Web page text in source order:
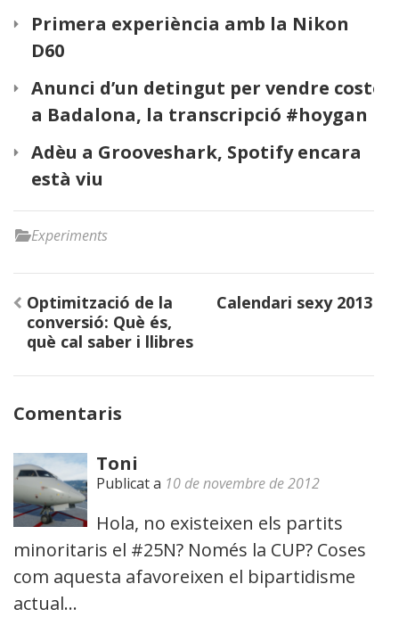
Primera experiència amb la Nikon
D60
Anunci d’un detingut per vendre costo
a Badalona, la transcripció #hoygan
Adèu a Grooveshark, Spotify encara
està viu
Experiments
Navegació
d'entrades
Optimització de la
conversió: Què és,
què cal saber i llibres
Calendari sexy 2013
Comentaris
Toni
Publicat a 10 de novembre de 2012
Hola, no existeixen els partits
minoritaris el #25N? Només la CUP? Coses
com aquesta afavoreixen el bipartidisme
actual…